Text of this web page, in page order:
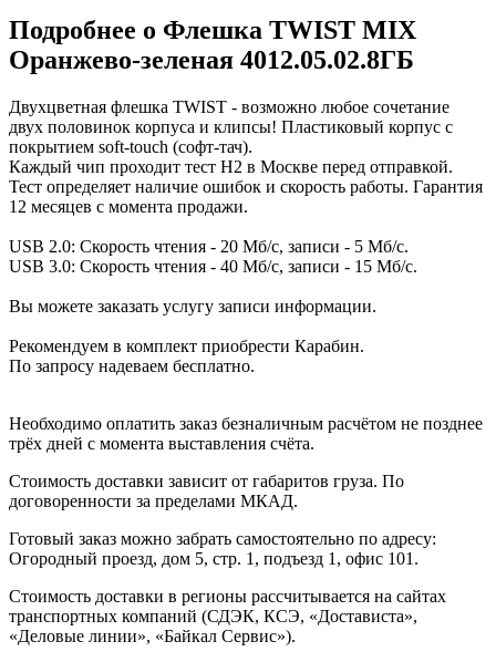
Подробнее о Флешка TWIST MIX
Оранжево-зеленая 4012.05.02.8ГБ
Двухцветная флешка TWIST - возможно любое сочетание
двух половинок корпуса и клипсы! Пластиковый корпус с
покрытием soft-touch (софт-тач).
Каждый чип проходит тест H2 в Москве перед отправкой.
Тест определяет наличие ошибок и скорость работы. Гарантия
12 месяцев с момента продажи.
USB 2.0: Скорость чтения - 20 Мб/с, записи - 5 Мб/с.
USB 3.0: Скорость чтения - 40 Мб/с, записи - 15 Мб/с.
Вы можете заказать услугу записи информации.
Рекомендуем в комплект приобрести Карабин.
По запросу надеваем бесплатно.
Необходимо оплатить заказ безналичным расчётом не позднее
трёх дней с момента выставления счёта.
Стоимость доставки зависит от габаритов груза. По
договоренности за пределами МКАД.
Готовый заказ можно забрать самостоятельно по адресу:
Огородный проезд, дом 5, стр. 1, подъезд 1, офис 101.
Стоимость доставки в регионы рассчитывается на сайтах
транспортных компаний (СДЭК, КСЭ, «Достависта»,
«Деловые линии», «Байкал Сервис»).